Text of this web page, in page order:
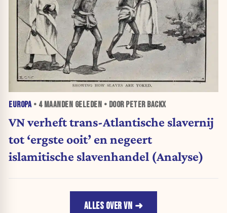
EUROPA• 4 MAANDEN GELEDEN • DOOR PETER BACKX
VN verheft trans-Atlantische slavernij
tot ‘ergste ooit’ en negeert
islamitische slavenhandel (Analyse)
ALLES OVER VN